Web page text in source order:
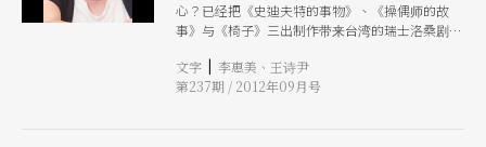
心？已经把《史迪夫特的事物》、《操偶师的故
事》与《椅子》三出制作带来台湾的瑞士洛桑剧院
演出期间，接受本刊专访，一谈洛桑剧院如何让一
个制作从无到有、与艺术家如何合作、如何寻找共
文字 | 李惠美、王诗尹
第237期 / 2012年09月号